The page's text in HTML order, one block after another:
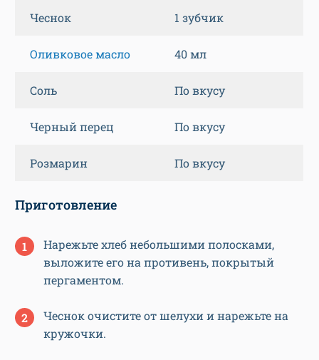
Чеснок 1 зубчик
Оливковое масло 40 мл
Соль По вкусу
Черный перец По вкусу
Розмарин По вкусу
Приготовление
Нарежьте хлеб небольшими полосками,
выложите его на противень, покрытый
пергаментом.
Чеснок очистите от шелухи и нарежьте на
кружочки.